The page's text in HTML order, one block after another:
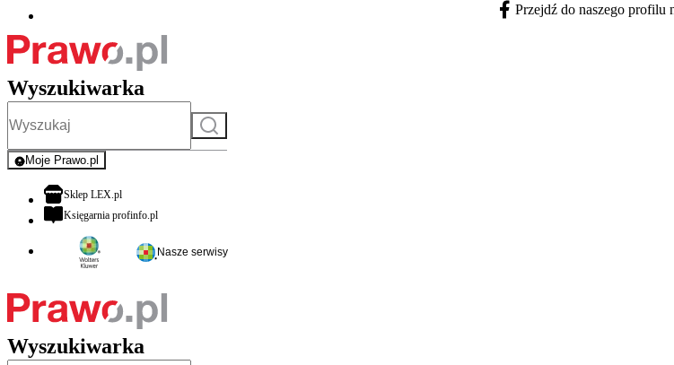
Facebook - otwiera się w nowej karcie
Przejdź do naszego profilu
Wyszukiwarka
Szukaj
Moje Prawo.pl
- rejestracja i logowanie do serwisu
Sklep LEX.plotwiera się w nowej karcie
Księgarnia profinfo.plotwiera się w nowej karcie
Nasze serwisy
Wyszukiwarka